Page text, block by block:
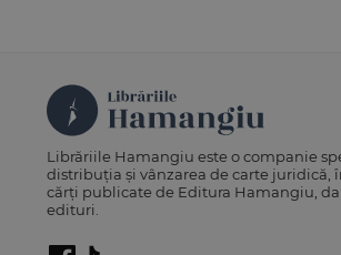
Librăriile Hamangiu este o companie
distribuția și vânzarea de carte juridică,
cărți publicate de Editura Hamangiu,
edituri.